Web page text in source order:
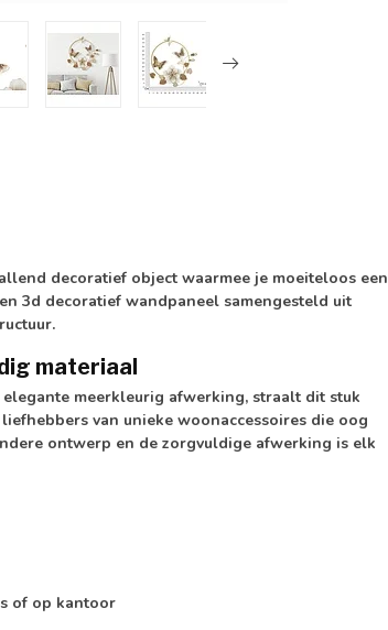
decoratief object waarmee je moeiteloos een
3d decoratief wandpaneel samengesteld uit
materiaal
meerkleurig afwerking, straalt dit stuk
van unieke woonaccessoires die oog
ontwerp en de zorgvuldige afwerking is elk
of op kantoor